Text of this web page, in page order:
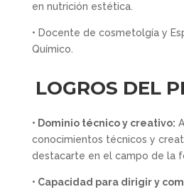
en nutrición estética.
• Docente de cosmetolgía y
Químico.
LOGROS DEL
• Dominio técnico y creativo:
conocimientos técnicos y
destacarte en el campo de la
• Capacidad para dirigir y